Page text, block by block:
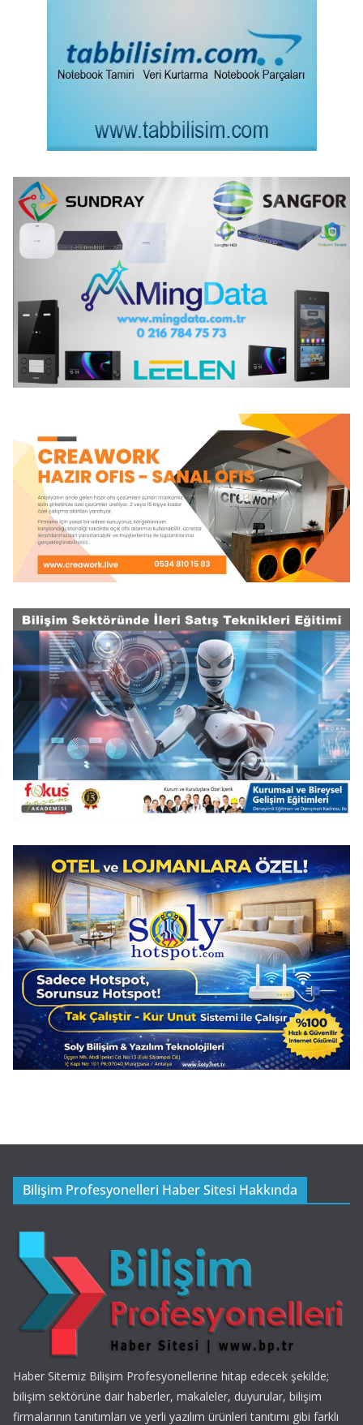
Bilişim Profesyonelleri Haber Sitesi Hakkında
Haber Sitemiz Bilişim Profesyonellerine hitap edecek şekilde;
bilişim sektörüne dair haberler, makaleler, duyurular, bilişim
firmalarının tanıtımları ve yerli yazılım ürünleri tanıtımı gibi farklı